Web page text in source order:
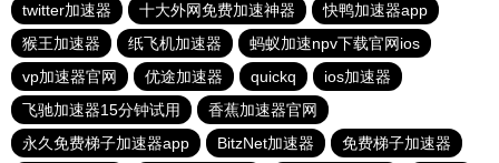
twitter加速器
十大外网免费加速神器
快鸭加速器app
猴王加速器
纸飞机加速器
蚂蚁加速npv下载官网ios
vp加速器官网
优途加速器 quickq
ios加速器
飞驰加速器15分钟试用
香蕉加速器官网
永久免费梯子加速器app
BitzNet加速器 免费梯子加速器